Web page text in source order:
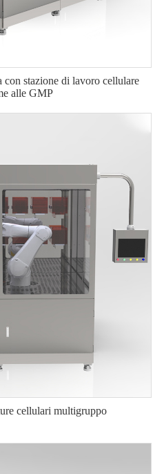
con stazione di lavoro cellulare
alle GMP
cellulari multigruppo